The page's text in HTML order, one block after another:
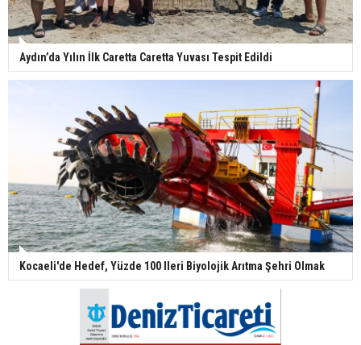
Aydın’da Yılın İlk Caretta Caretta Yuvası Tespit Edildi
Kocaeli'de Hedef, Yüzde 100 Ileri Biyolojik Arıtma Şehri Olmak